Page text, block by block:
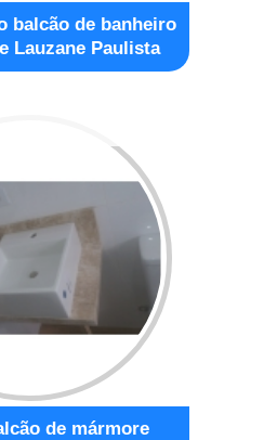
balcão de banheiro
Lauzane Paulista
de mármore